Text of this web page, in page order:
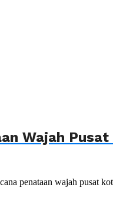
Wajah
penataan wajah pusat